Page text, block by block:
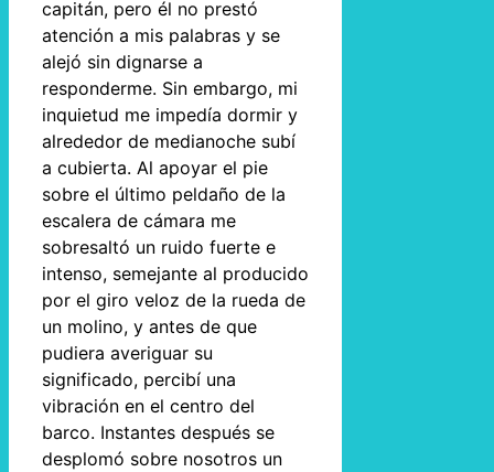
capitán, pero él no prestó
atención a mis palabras y se
alejó sin dignarse a
responderme. Sin embargo, mi
inquietud me impedía dormir y
alrededor de medianoche subí
a cubierta. Al apoyar el pie
sobre el último peldaño de la
escalera de cámara me
sobresaltó un ruido fuerte e
intenso, semejante al producido
por el giro veloz de la rueda de
un molino, y antes de que
pudiera averiguar su
significado, percibí una
vibración en el centro del
barco. Instantes después se
desplomó sobre nosotros un